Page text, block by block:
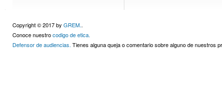
Copyright © 2017 by GREM..
Conoce nuestrocodigo de etica.
Defensor de audiencias. Tienes alguna queja o comentario sobre alguno de nuestros